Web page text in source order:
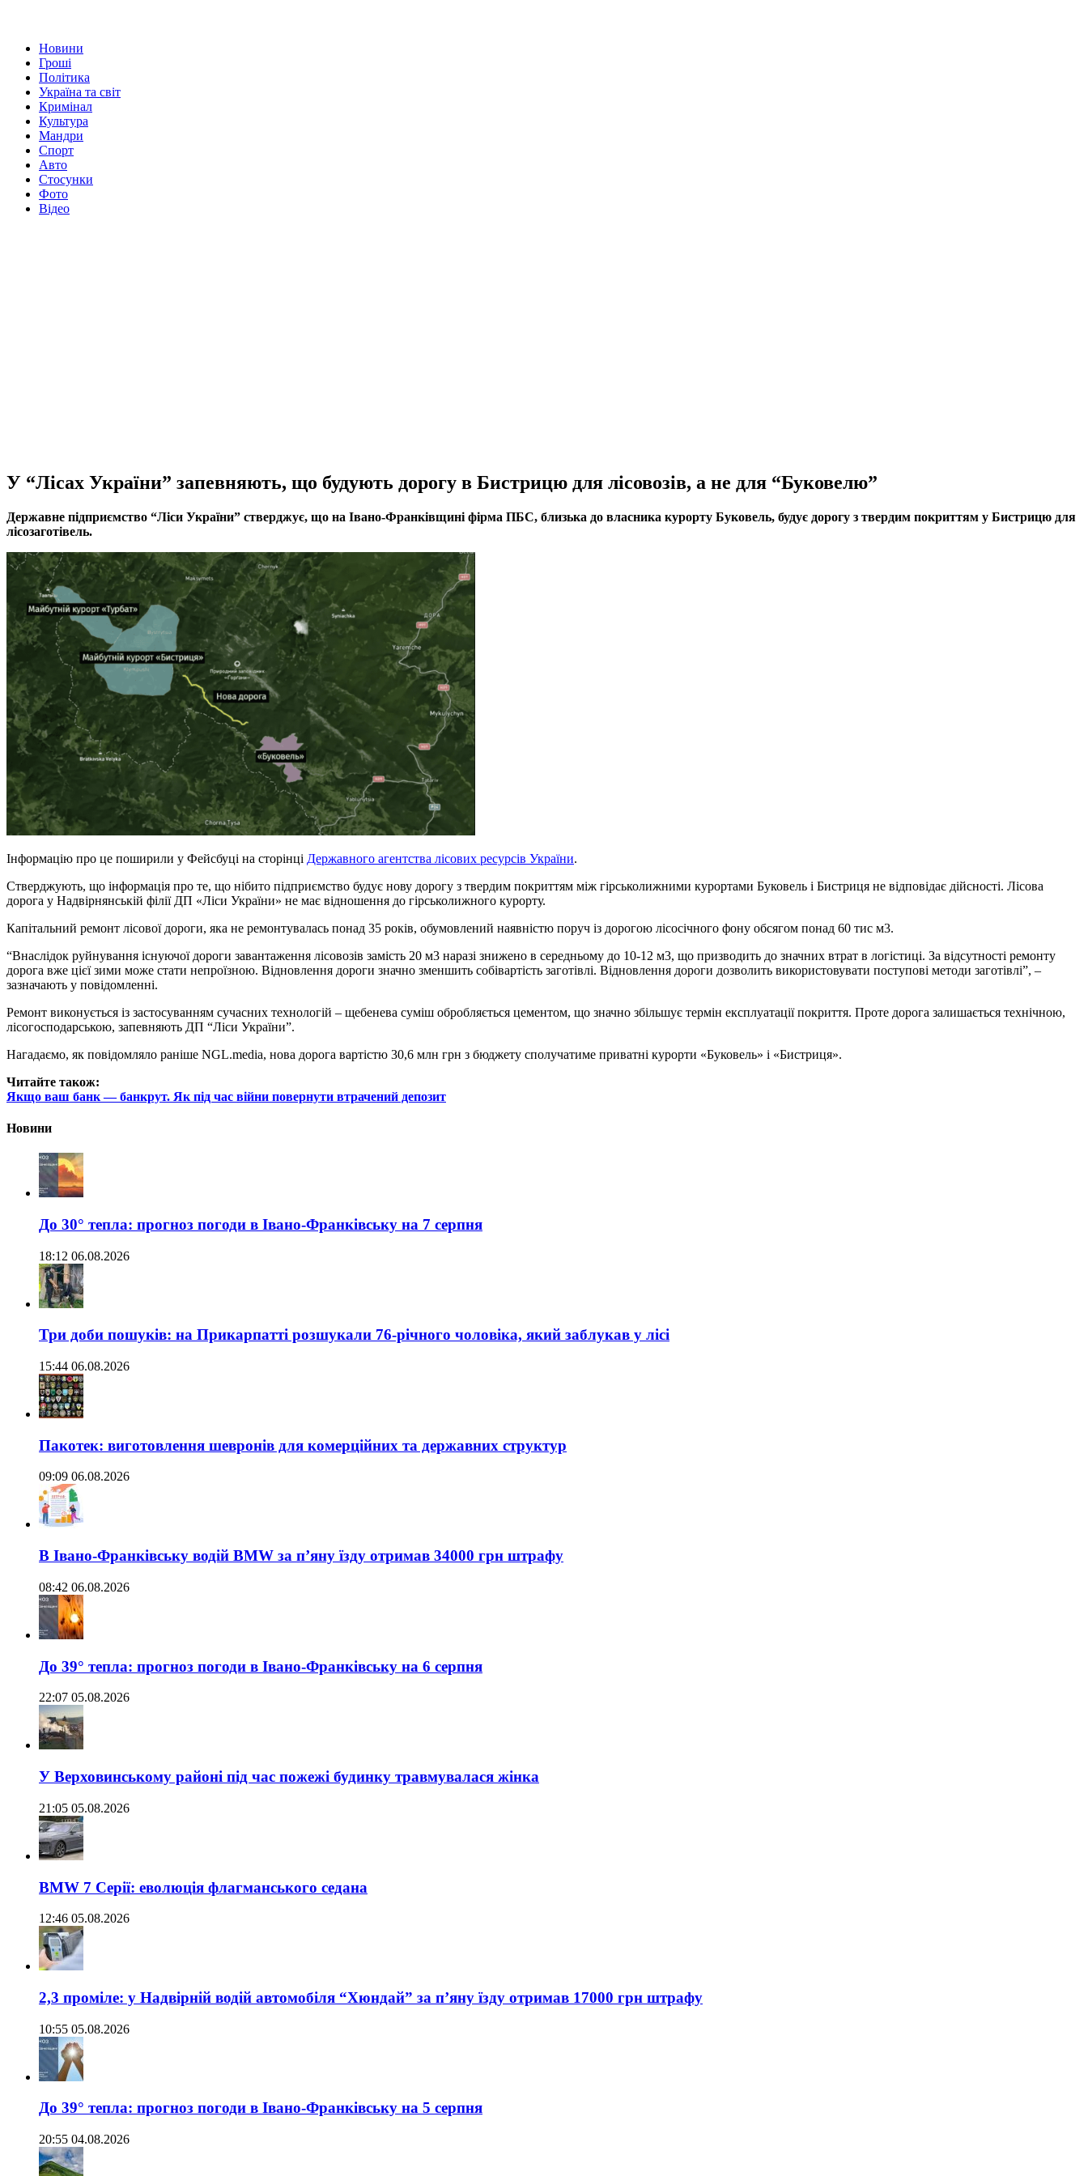
Новини
Гроші
Політика
Україна та світ
Кримінал
Культура
Мандри
Спорт
Авто
Стосунки
Фото
Відео
У “Лісах України” запевняють, що будують дорогу в Бистрицю для лісовозів, а не для “Буковелю”
Державне підприємство “Ліси України” стверджує, що на Івано-Франківщині фірма ПБС, близька до власника курорту Буковель, будує дорогу з твердим покриттям у Бистрицю для
лісозаготівель.
Інформацію про це поширили у Фейсбуці на сторінці Державного агентства лісових ресурсів України.
Стверджують, що інформація про те, що нібито підприємство будує нову дорогу з твердим покриттям між гірськолижними курортами Буковель і Бистриця не відповідає дійсності. Лісова
дорога у Надвірнянській філії ДП «Ліси України» не має відношення до гірськолижного курорту.
Капітальний ремонт лісової дороги, яка не ремонтувалась понад 35 років, обумовлений наявністю поруч із дорогою лісосічного фону обсягом понад 60 тис м3.
“Внаслідок руйнування існуючої дороги завантаження лісовозів замість 20 м3 наразі знижено в середньому до 10-12 м3, що призводить до значних втрат в логістиці. За відсутності ремонту
дорога вже цієї зими може стати непроїзною. Відновлення дороги значно зменшить собівартість заготівлі. Відновлення дороги дозволить використовувати поступові методи заготівлі”, –
зазначають у повідомленні.
Ремонт виконується із застосуванням сучасних технологій – щебенева суміш обробляється цементом, що значно збільшує термін експлуатації покриття. Проте дорога залишається технічною,
лісогосподарською, запевняють ДП “Ліси України”.
Нагадаємо, як повідомляло раніше NGL.media, нова дорога вартістю 30,6 млн грн з бюджету сполучатиме приватні курорти «Буковель» і «Бистриця».
Читайте також:
Якщо ваш банк — банкрут. Як під час війни повернути втрачений депозит
Новини
До 30° тепла: прогноз погоди в Івано-Франківську на 7 серпня
18:12 06.08.2026
Три доби пошуків: на Прикарпатті розшукали 76-річного чоловіка, який заблукав у лісі
15:44 06.08.2026
Пакотек: виготовлення шевронів для комерційних та державних структур
09:09 06.08.2026
В Івано-Франківську водій BMW за п’яну їзду отримав 34000 грн штрафу
08:42 06.08.2026
До 39° тепла: прогноз погоди в Івано-Франківську на 6 серпня
22:07 05.08.2026
У Верховинському районі під час пожежі будинку травмувалася жінка
21:05 05.08.2026
BMW 7 Серії: еволюція флагманського седана
12:46 05.08.2026
2,3 проміле: у Надвірній водій автомобіля “Хюндай” за п’яну їзду отримав 17000 грн штрафу
10:55 05.08.2026
До 39° тепла: прогноз погоди в Івано-Франківську на 5 серпня
20:55 04.08.2026